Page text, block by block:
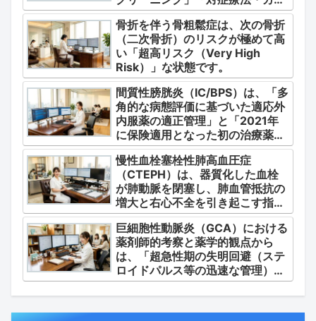
テル療法の適正使用」「画期的な
新薬・DDSの動向」の3つの軸か
ら整理します。
骨折を伴う骨粗鬆症は、次の骨折
（二次骨折）のリスクが極めて高
い「超高リスク（Very High
Risk）」な状態です。
間質性膀胱炎（IC/BPS）は、「多
角的な病態評価に基づいた適応外
内服薬の適正管理」と「2021年
に保険適用となった初の治療薬で
あるジメチルスルホキシド
（DMSO）の安全かつ確実な調
剤・運用」に集約されます。
慢性血栓塞栓性肺高血圧症
（CTEPH）は、器質化した血栓
が肺動脈を閉塞し、肺血管抵抗の
増大と右心不全を引き起こす指定
難病（第4群肺高血圧症）です。
巨細胞性動脈炎（GCA）における
薬剤師的考察と薬学的観点から
は、「超急性期の失明回避（ステ
ロイドパルス等の迅速な管理）」
「再燃防止とステロイドの最小化
（トシリズマブやウパダシチニブ
の適正使用）」「長期ステロイド